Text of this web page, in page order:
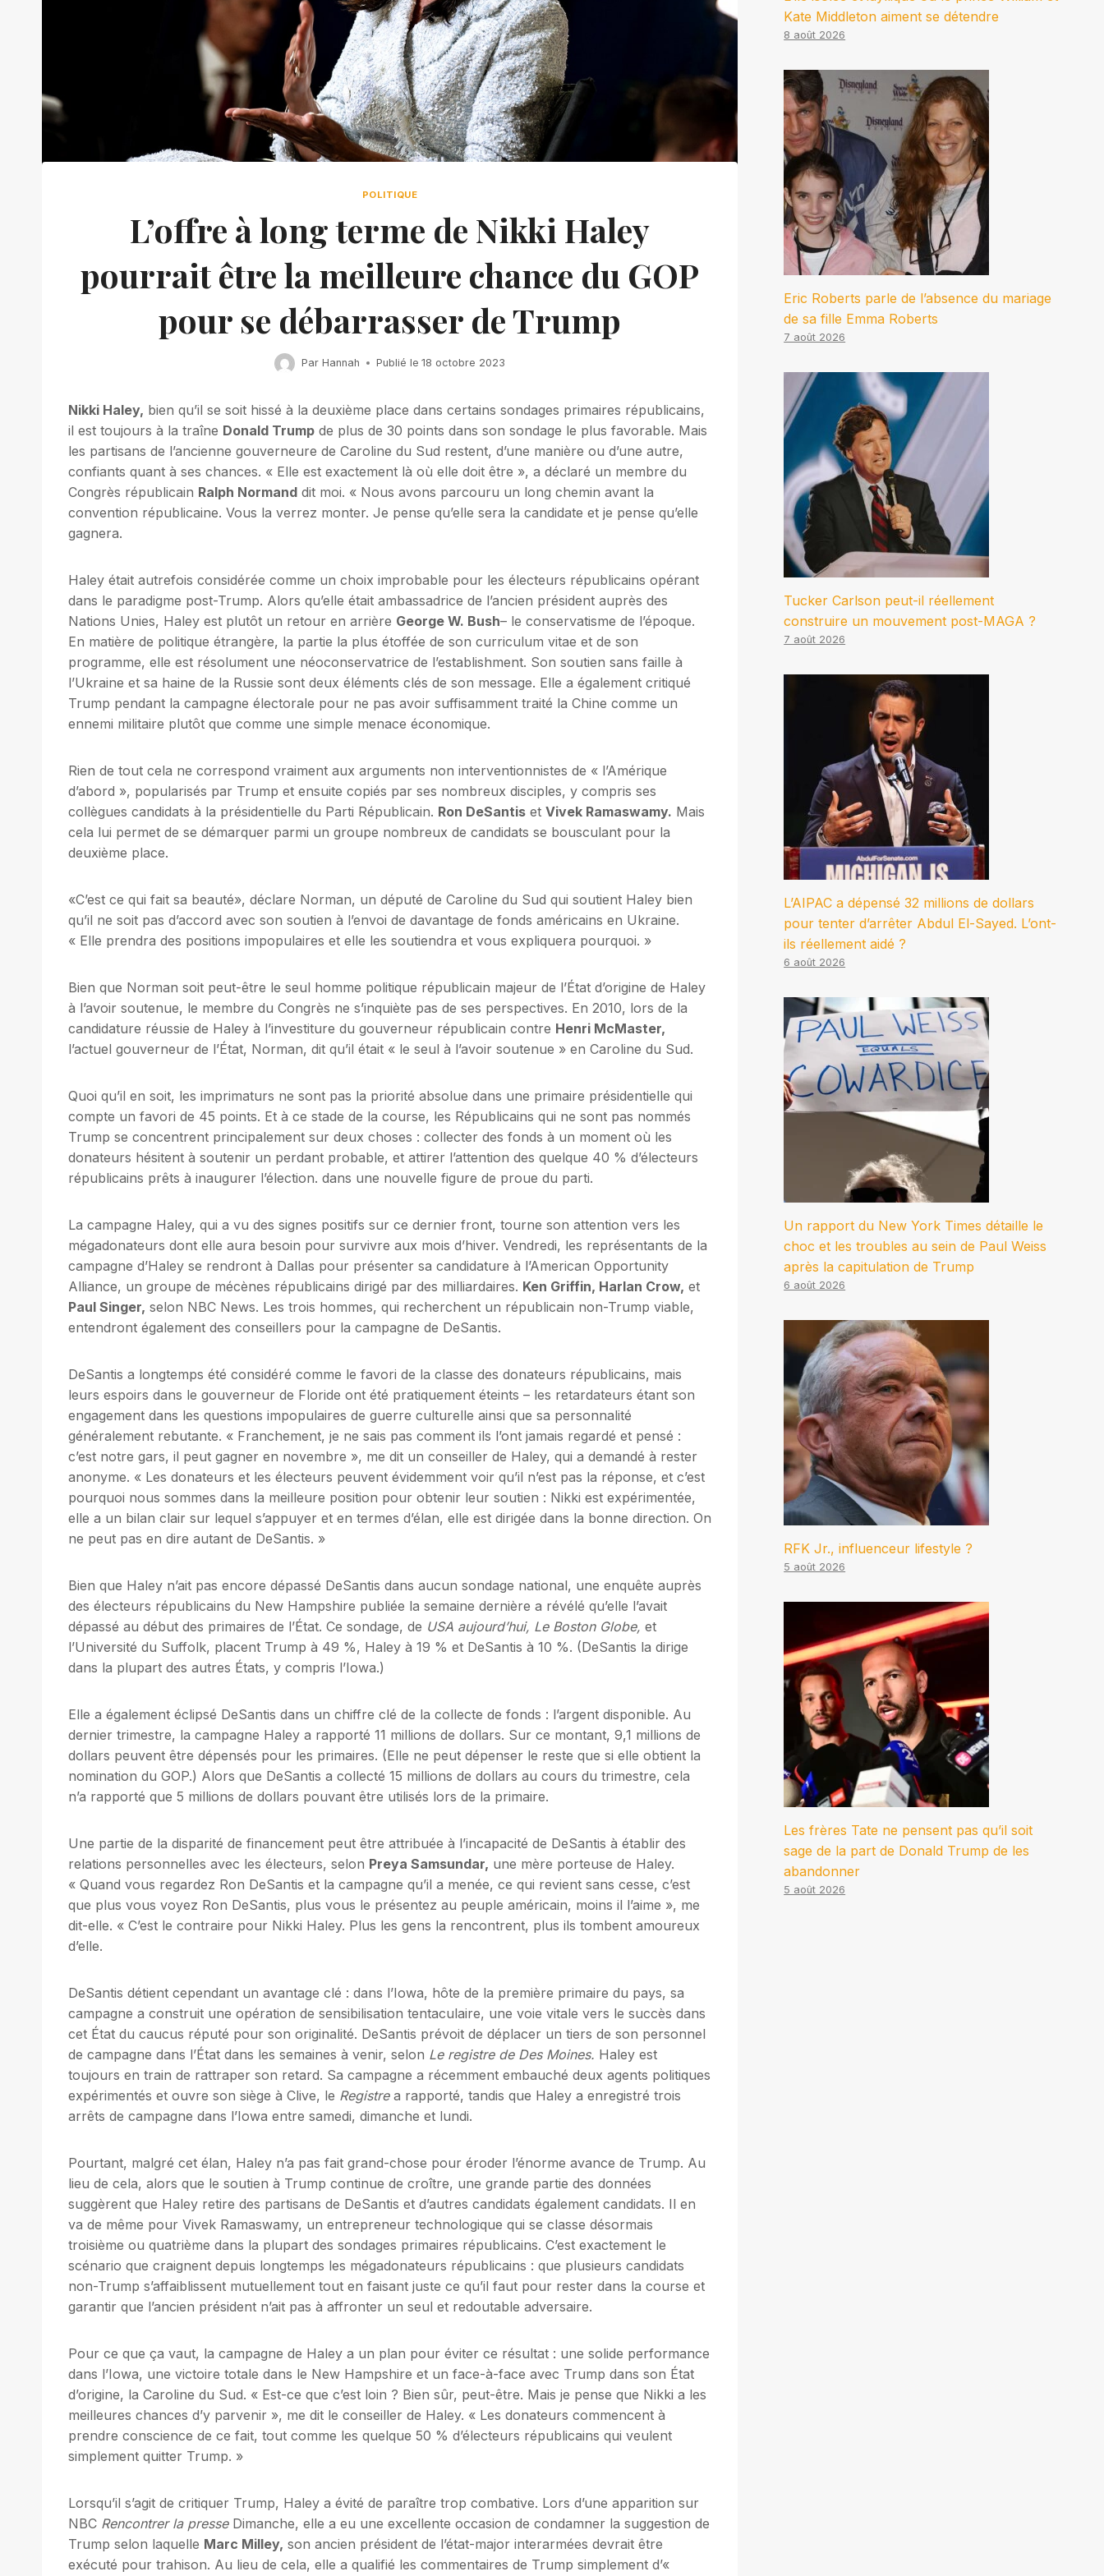
POLITIQUE
L’offre à long terme de Nikki Haley
pourrait être la meilleure chance du GOP
pour se débarrasser de Trump
Par Hannah Publié le 18 octobre 2023
Nikki Haley, bien qu’il se soit hissé à la deuxième place dans certains sondages primaires républicains,
il est toujours à la traîne Donald Trump de plus de 30 points dans son sondage le plus favorable. Mais
les partisans de l’ancienne gouverneure de Caroline du Sud restent, d’une manière ou d’une autre,
confiants quant à ses chances. « Elle est exactement là où elle doit être », a déclaré un membre du
Congrès républicain Ralph Normand dit moi. « Nous avons parcouru un long chemin avant la
convention républicaine. Vous la verrez monter. Je pense qu’elle sera la candidate et je pense qu’elle
gagnera.
Haley était autrefois considérée comme un choix improbable pour les électeurs républicains opérant
dans le paradigme post-Trump. Alors qu’elle était ambassadrice de l’ancien président auprès des
Nations Unies, Haley est plutôt un retour en arrière George W. Bush– le conservatisme de l’époque.
En matière de politique étrangère, la partie la plus étoffée de son curriculum vitae et de son
programme, elle est résolument une néoconservatrice de l’establishment. Son soutien sans faille à
l’Ukraine et sa haine de la Russie sont deux éléments clés de son message. Elle a également critiqué
Trump pendant la campagne électorale pour ne pas avoir suffisamment traité la Chine comme un
ennemi militaire plutôt que comme une simple menace économique.
Rien de tout cela ne correspond vraiment aux arguments non interventionnistes de « l’Amérique
d’abord », popularisés par Trump et ensuite copiés par ses nombreux disciples, y compris ses
collègues candidats à la présidentielle du Parti Républicain. Ron DeSantis et Vivek Ramaswamy. Mais
cela lui permet de se démarquer parmi un groupe nombreux de candidats se bousculant pour la
deuxième place.
«C’est ce qui fait sa beauté», déclare Norman, un député de Caroline du Sud qui soutient Haley bien
qu’il ne soit pas d’accord avec son soutien à l’envoi de davantage de fonds américains en Ukraine.
« Elle prendra des positions impopulaires et elle les soutiendra et vous expliquera pourquoi. »
Bien que Norman soit peut-être le seul homme politique républicain majeur de l’État d’origine de Haley
à l’avoir soutenue, le membre du Congrès ne s’inquiète pas de ses perspectives. En 2010, lors de la
candidature réussie de Haley à l’investiture du gouverneur républicain contre Henri McMaster,
l’actuel gouverneur de l’État, Norman, dit qu’il était « le seul à l’avoir soutenue » en Caroline du Sud.
Quoi qu’il en soit, les imprimaturs ne sont pas la priorité absolue dans une primaire présidentielle qui
compte un favori de 45 points. Et à ce stade de la course, les Républicains qui ne sont pas nommés
Trump se concentrent principalement sur deux choses : collecter des fonds à un moment où les
donateurs hésitent à soutenir un perdant probable, et attirer l’attention des quelque 40 % d’électeurs
républicains prêts à inaugurer l’élection. dans une nouvelle figure de proue du parti.
La campagne Haley, qui a vu des signes positifs sur ce dernier front, tourne son attention vers les
mégadonateurs dont elle aura besoin pour survivre aux mois d’hiver. Vendredi, les représentants de la
campagne d’Haley se rendront à Dallas pour présenter sa candidature à l’American Opportunity
Alliance, un groupe de mécènes républicains dirigé par des milliardaires. Ken Griffin, Harlan Crow, et
Paul Singer, selon NBC News. Les trois hommes, qui recherchent un républicain non-Trump viable,
entendront également des conseillers pour la campagne de DeSantis.
DeSantis a longtemps été considéré comme le favori de la classe des donateurs républicains, mais
leurs espoirs dans le gouverneur de Floride ont été pratiquement éteints – les retardateurs étant son
engagement dans les questions impopulaires de guerre culturelle ainsi que sa personnalité
généralement rebutante. « Franchement, je ne sais pas comment ils l’ont jamais regardé et pensé :
c’est notre gars, il peut gagner en novembre », me dit un conseiller de Haley, qui a demandé à rester
anonyme. « Les donateurs et les électeurs peuvent évidemment voir qu’il n’est pas la réponse, et c’est
pourquoi nous sommes dans la meilleure position pour obtenir leur soutien : Nikki est expérimentée,
elle a un bilan clair sur lequel s’appuyer et en termes d’élan, elle est dirigée dans la bonne direction. On
ne peut pas en dire autant de DeSantis. »
Bien que Haley n’ait pas encore dépassé DeSantis dans aucun sondage national, une enquête auprès
des électeurs républicains du New Hampshire publiée la semaine dernière a révélé qu’elle l’avait
dépassé au début des primaires de l’État. Ce sondage, de USA aujourd’hui, Le Boston Globe, et
l’Université du Suffolk, placent Trump à 49 %, Haley à 19 % et DeSantis à 10 %. (DeSantis la dirige
dans la plupart des autres États, y compris l’Iowa.)
Elle a également éclipsé DeSantis dans un chiffre clé de la collecte de fonds : l’argent disponible. Au
dernier trimestre, la campagne Haley a rapporté 11 millions de dollars. Sur ce montant, 9,1 millions de
dollars peuvent être dépensés pour les primaires. (Elle ne peut dépenser le reste que si elle obtient la
nomination du GOP.) Alors que DeSantis a collecté 15 millions de dollars au cours du trimestre, cela
n’a rapporté que 5 millions de dollars pouvant être utilisés lors de la primaire.
Une partie de la disparité de financement peut être attribuée à l’incapacité de DeSantis à établir des
relations personnelles avec les électeurs, selon Preya Samsundar, une mère porteuse de Haley.
« Quand vous regardez Ron DeSantis et la campagne qu’il a menée, ce qui revient sans cesse, c’est
que plus vous voyez Ron DeSantis, plus vous le présentez au peuple américain, moins il l’aime », me
dit-elle. « C’est le contraire pour Nikki Haley. Plus les gens la rencontrent, plus ils tombent amoureux
d’elle.
DeSantis détient cependant un avantage clé : dans l’Iowa, hôte de la première primaire du pays, sa
campagne a construit une opération de sensibilisation tentaculaire, une voie vitale vers le succès dans
cet État du caucus réputé pour son originalité. DeSantis prévoit de déplacer un tiers de son personnel
de campagne dans l’État dans les semaines à venir, selon Le registre de Des Moines. Haley est
toujours en train de rattraper son retard. Sa campagne a récemment embauché deux agents politiques
expérimentés et ouvre son siège à Clive, le Registrea rapporté, tandis que Haley a enregistré trois
arrêts de campagne dans l’Iowa entre samedi, dimanche et lundi.
Pourtant, malgré cet élan, Haley n’a pas fait grand-chose pour éroder l’énorme avance de Trump. Au
lieu de cela, alors que le soutien à Trump continue de croître, une grande partie des données
suggèrent que Haley retire des partisans de DeSantis et d’autres candidats également candidats. Il en
va de même pour Vivek Ramaswamy, un entrepreneur technologique qui se classe désormais
troisième ou quatrième dans la plupart des sondages primaires républicains. C’est exactement le
scénario que craignent depuis longtemps les mégadonateurs républicains : que plusieurs candidats
non-Trump s’affaiblissent mutuellement tout en faisant juste ce qu’il faut pour rester dans la course et
garantir que l’ancien président n’ait pas à affronter un seul et redoutable adversaire.
Pour ce que ça vaut, la campagne de Haley a un plan pour éviter ce résultat : une solide performance
dans l’Iowa, une victoire totale dans le New Hampshire et un face-à-face avec Trump dans son État
d’origine, la Caroline du Sud. « Est-ce que c’est loin ? Bien sûr, peut-être. Mais je pense que Nikki a les
meilleures chances d’y parvenir », me dit le conseiller de Haley. « Les donateurs commencent à
prendre conscience de ce fait, tout comme les quelque 50 % d’électeurs républicains qui veulent
simplement quitter Trump. »
Lorsqu’il s’agit de critiquer Trump, Haley a évité de paraître trop combative. Lors d’une apparition sur
NBC Rencontrer la presseDimanche, elle a eu une excellente occasion de condamner la suggestion de
Trump selon laquelle Marc Milley, son ancien président de l’état-major interarmées devrait être
exécuté pour trahison. Au lieu de cela, elle a qualifié les commentaires de Trump simplement d’«
Kate Middleton aiment se détendre
8 août 2026
Eric Roberts parle de l’absence du mariage
de sa fille Emma Roberts
7 août 2026
Tucker Carlson peut-il réellement
construire un mouvement post-MAGA ?
7 août 2026
L’AIPAC a dépensé 32 millions de dollars
pour tenter d’arrêter Abdul El-Sayed. L’ont-
ils réellement aidé ?
6 août 2026
Un rapport du New York Times détaille le
choc et les troubles au sein de Paul Weiss
après la capitulation de Trump
6 août 2026
RFK Jr., influenceur lifestyle ?
5 août 2026
Les frères Tate ne pensent pas qu’il soit
sage de la part de Donald Trump de les
abandonner
5 août 2026